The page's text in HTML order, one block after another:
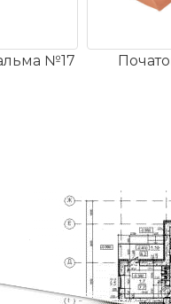
Що робить
385 - 405 мм
9,0 шт/м²
5,5 кг/шт
№17